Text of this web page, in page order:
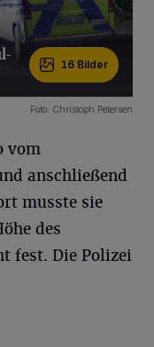
16 Bilder
Foto: Christoph Petersen
vom
anschließend
musste sie
des
fest. Die Polizei